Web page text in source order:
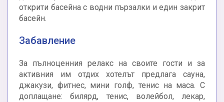
открити басейна с водни пързалки и един закрит
басейн.
Забавление
За пълноценния релакс на своите гости и за
активния им отдих хотелът предлага сауна,
джакузи, фитнес, мини голф, тенис на маса. С
доплащане: билярд, тенис, волейбол, лекар,